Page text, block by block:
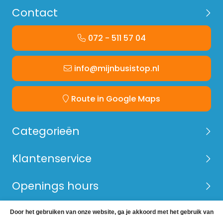
Contact
072 - 511 57 04
info@mijnbusistop.nl
Route in Google Maps
Categorieën
Klantenservice
Openings hours
Door het gebruiken van onze website, ga je akkoord met het gebruik van